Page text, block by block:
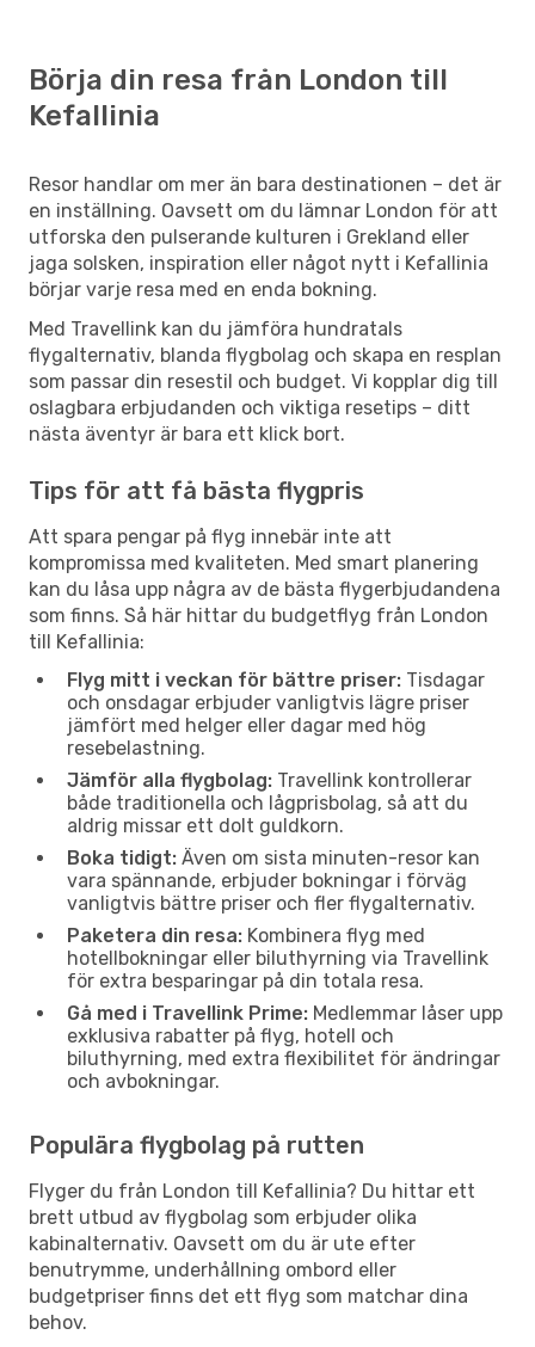
Börja din resa från London till
Kefallinia
Resor handlar om mer än bara destinationen – det är
en inställning. Oavsett om du lämnar London för att
utforska den pulserande kulturen i Grekland eller
jaga solsken, inspiration eller något nytt i Kefallinia
börjar varje resa med en enda bokning.
Med Travellink kan du jämföra hundratals
flygalternativ, blanda flygbolag och skapa en resplan
som passar din resestil och budget. Vi kopplar dig till
oslagbara erbjudanden och viktiga resetips – ditt
nästa äventyr är bara ett klick bort.
Tips för att få bästa flygpris
Att spara pengar på flyg innebär inte att
kompromissa med kvaliteten. Med smart planering
kan du låsa upp några av de bästa flygerbjudandena
som finns. Så här hittar du budgetflyg från London
till Kefallinia:
Flyg mitt i veckan för bättre priser: Tisdagar
och onsdagar erbjuder vanligtvis lägre priser
jämfört med helger eller dagar med hög
resebelastning.
Jämför alla flygbolag: Travellink kontrollerar
både traditionella och lågprisbolag, så att du
aldrig missar ett dolt guldkorn.
Boka tidigt: Även om sista minuten-resor kan
vara spännande, erbjuder bokningar i förväg
vanligtvis bättre priser och fler flygalternativ.
Paketera din resa: Kombinera flyg med
hotellbokningar eller biluthyrning via Travellink
för extra besparingar på din totala resa.
Gå med i Travellink Prime: Medlemmar låser upp
exklusiva rabatter på flyg, hotell och
biluthyrning, med extra flexibilitet för ändringar
och avbokningar.
Populära flygbolag på rutten
Flyger du från London till Kefallinia? Du hittar ett
brett utbud av flygbolag som erbjuder olika
kabinalternativ. Oavsett om du är ute efter
benutrymme, underhållning ombord eller
budgetpriser finns det ett flyg som matchar dina
behov.